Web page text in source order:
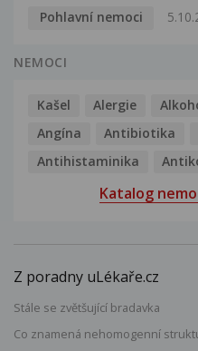
Pohlavní nemoci
NEMOCI
Kašel Alergie
Angína
Antibiotika
Antihistaminika
Katalog
Z poradny uLékaře.cz
Stále se zvětšující bradavka
Co znamená nehomogenní